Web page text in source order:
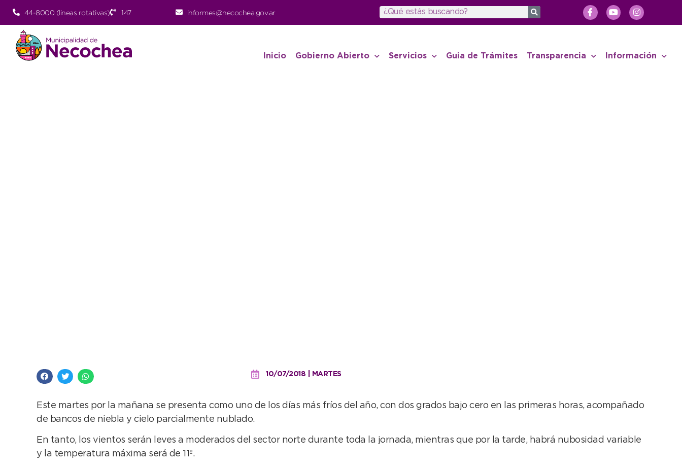
44-8000 (lineas rotativas) 147 informes@necochea.gov.ar
Inicio Gobierno Abierto Servicios Guia de Trámites Transparencia Información
10/07/2018 | MARTES
Este martes por la mañana se presenta como uno de los días más fríos del año, con dos grados bajo cero en las primeras horas, acompañado
de bancos de niebla y cielo parcialmente nublado.
En tanto, los vientos serán leves a moderados del sector norte durante toda la jornada, mientras que por la tarde, habrá nubosidad variable
y la temperatura máxima será de 11º.